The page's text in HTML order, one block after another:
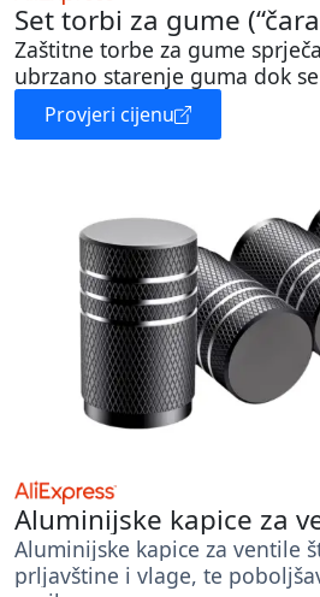
Set torbi za gume
Zaštitne torbe za gume
ubrzano starenje guma dok
Provjeri cijenu
Aluminijske kapice za
Aluminijske kapice za ventile
prljavštine i vlage, te